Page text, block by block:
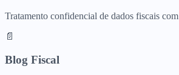
Tratamento confidencial de dados fiscais
📄
Blog Fiscal